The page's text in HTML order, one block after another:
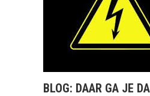
BLOG: DAAR GA JE